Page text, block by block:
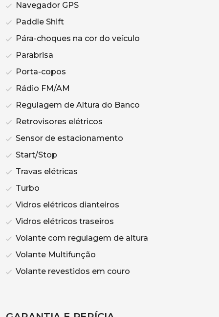
Navegador GPS
Paddle Shift
Pára-choques na cor do veículo
Parabrisa
Porta-copos
Rádio FM/AM
Regulagem de Altura do Banco
Retrovisores elétricos
Sensor de estacionamento
Start/Stop
Travas elétricas
Turbo
Vidros elétricos dianteiros
Vidros elétricos traseiros
Volante com regulagem de altura
Volante Multifunção
Volante revestidos em couro